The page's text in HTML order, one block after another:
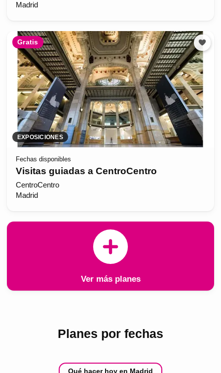
Madrid
Gratis
EXPOSICIONES
Fechas disponibles
Visitas guiadas a CentroCentro
CentroCentro
Madrid
Ver más planes
Planes por fechas
Qué hacer hoy en Madrid